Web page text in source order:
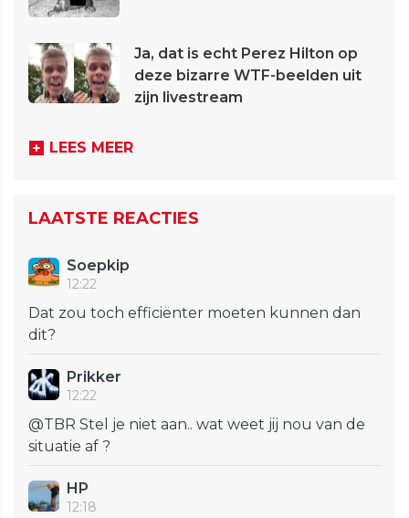
Ja, dat is echt Perez Hilton op
deze bizarre WTF-beelden uit
zijn livestream
LEES MEER
LAATSTE REACTIES
Soepkip
12:22
Dat zou toch efficiënter moeten kunnen dan
dit?
Prikker
12:22
@TBR Stel je niet aan.. wat weet jij nou van de
situatie af ?
HP
12:18